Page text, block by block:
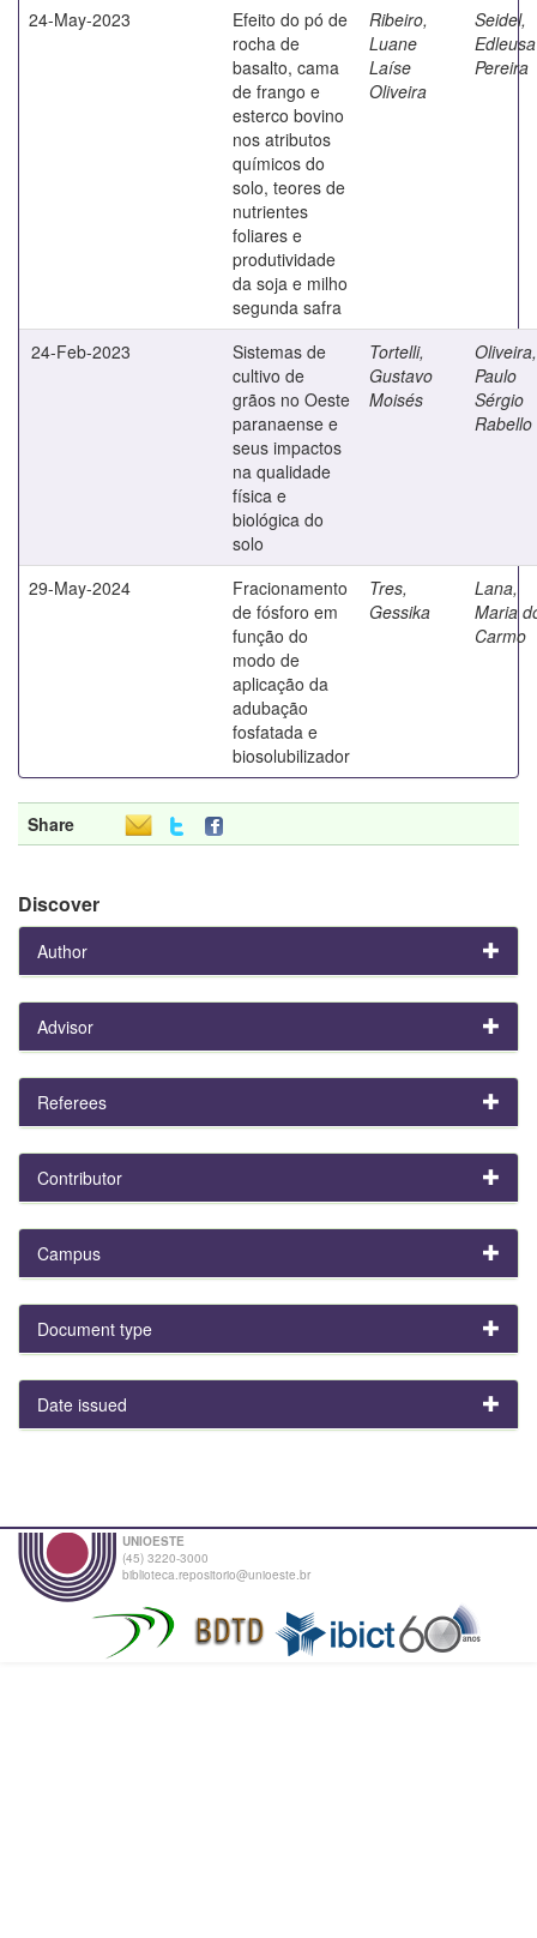
24-May-2023
Efeito do pó de
rocha de
basalto, cama
de frango e
esterco bovino
nos atributos
químicos do
solo, teores de
nutrientes
foliares e
produtividade
da soja e milho
segunda safra
Ribeiro,
Luane
Laíse
Oliveira
Seidel,
Edleusa
Pereira
24-Feb-2023
Sistemas de
cultivo de
grãos no Oeste
paranaense e
seus impactos
na qualidade
física e
biológica do
solo
Tortelli,
Gustavo
Moisés
Oliveira,
Paulo
Sérgio
29-May-2024
Fracionamento
de fósforo em
função do
modo de
aplicação da
adubação
fosfatada e
biosolubilizador
Tres,
Gessika
Lana,
Maria
Carmo
Share
Discover
Author
Advisor
Referees
Contributor
Campus
Document type
Date issued
UNIOESTE
(45) 3220-3000
biblioteca.repositorio@unioeste.br